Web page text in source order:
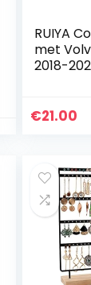
RUIYA
met
2018-
€21.00